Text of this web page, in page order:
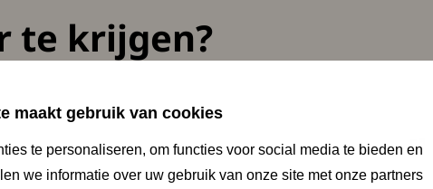
maakt gebruik van cookies
te personaliseren, om functies voor social media te bieden en
we informatie over uw gebruik van onze site met onze partners
te krijgen?
in een nieuw venster. Ga naar site van: Hulpmiddelwereld.